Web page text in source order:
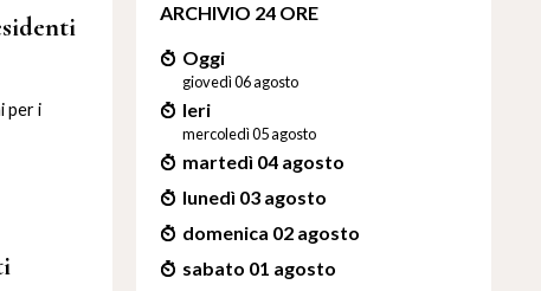
per i
ARCHIVIO 24 ORE
Oggi
giovedì 06 agosto
Ieri
mercoledì 05 agosto
martedì 04 agosto
lunedì 03 agosto
domenica 02 agosto
sabato 01 agosto